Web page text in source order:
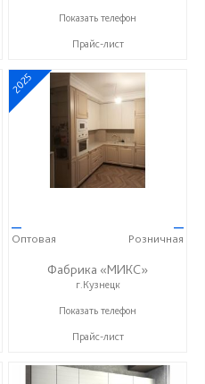
+7 (937) 423-36-37
Показать телефон
Прайс-лист
2025
—
Оптовая
—
Розничная
Фабрика «МИКС»
г.Кузнецк
+7 (937) 423-36-37
Показать телефон
Прайс-лист